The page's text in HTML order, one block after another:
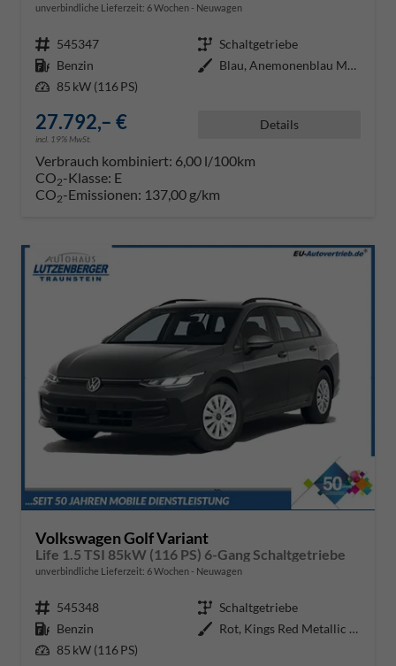
unverbindliche Lieferzeit: 6 Wochen Neuwagen
Fahrzeugnr. 545347 Getriebe Schaltgetriebe
Kraftstoff Benzin Außenfarbe
Blau, Anemonenblau Metallic (5R)
Leistung 85 kW (116 PS)
27.792,– €
incl. 19% MwSt.
Details
Verbrauch kombiniert: 6,00 l/100km
CO2-Klasse: E
CO2-Emissionen: 137,00 g/km
Volkswagen Golf Variant
Life 1.5 TSI 85kW (116 PS) 6-Gang Schaltgetriebe
unverbindliche Lieferzeit: 6 Wochen Neuwagen
Fahrzeugnr. 545348 Getriebe Schaltgetriebe
Kraftstoff Benzin Außenfarbe
Rot, Kings Red Metallic (P8)
Leistung 85 kW (116 PS)